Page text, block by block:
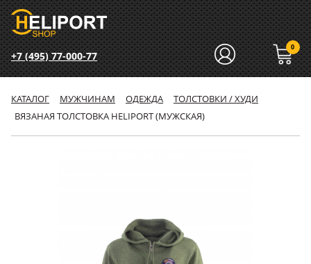
+7 (495) 77-000-77
0
КАТАЛОГ МУЖЧИНАМ ОДЕЖДА
ТОЛСТОВКИ / ХУДИ
ВЯЗАНАЯ ТОЛСТОВКА HELIPORT (МУЖСКАЯ)